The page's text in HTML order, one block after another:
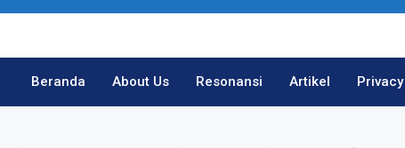
Beranda About Us Resonansi Artikel